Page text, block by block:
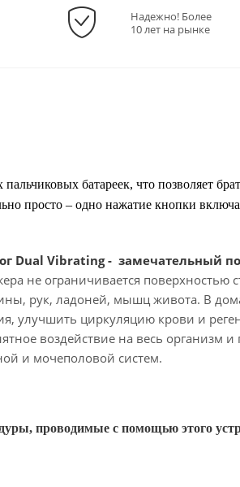
Надежно! Более
10 лет на рынке
батареек, что позволяет
просто – одно нажатие кнопки
Dual Vibrating - замечательный
не ограничивается поверхностью
рук, ладоней, мышц живота. В
улучшить циркуляцию крови и
воздействие на весь организм
и мочеполовой систем.
проводимые с помощью этого